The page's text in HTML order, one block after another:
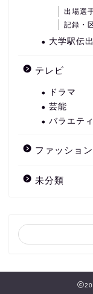
出場選
記録・
大学駅伝
テレビ
ドラマ
芸能
バラエティ
ファッション
未分類